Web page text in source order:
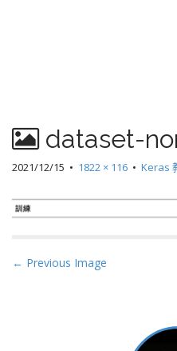
dataset-
2021/12/15 • 1822 × 116 • Keras
P
← Previous Image